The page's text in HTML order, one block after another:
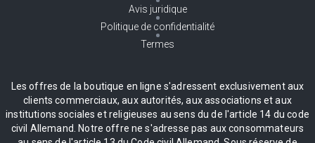
Avis juridique
Politique de confidentialité
Termes
Les offres de la boutique en ligne s'adressent exclusivement aux
clients commerciaux, aux autorités, aux associations et aux
institutions sociales et religieuses au sens du de l'article 14 du code
civil Allemand. Notre offre ne s'adresse pas aux consommateurs